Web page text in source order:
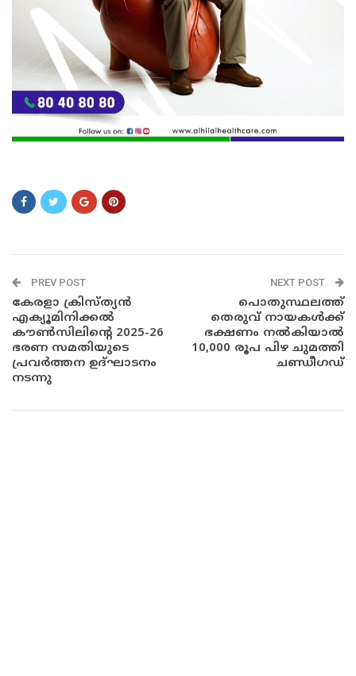
PREV POST
കേരളാ ക്രിസ്ത്യൻ
എക്യൂമിനിക്കൽ
കൗൺസിലിന്റെ 2025-26
ഭരണ സമതിയുടെ
പ്രവർത്തന ഉദ്ഘാടനം
നടന്നു
NEXT POST
പൊതുസ്ഥലത്ത്
തെരുവ് നായകൾക്ക്
ഭക്ഷണം നൽകിയാൽ
10,000 രൂപ പിഴ ചുമത്തി
ചണ്ഡീഗഡ്